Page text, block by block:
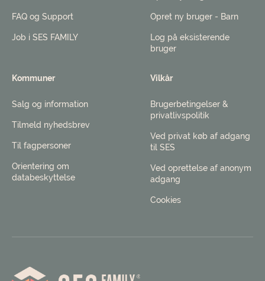
FAQ og Support
Job i SES FAMILY
Opret ny bruger - Barn
Log på eksisterende
bruger
Kommuner
Salg og information
Tilmeld nyhedsbrev
Til fagpersoner
Orientering om
databeskyttelse
Vilkår
Brugerbetingelser &
privatlivspolitik
Ved privat køb af adgang
til SES
Ved oprettelse af anonym
adgang
Cookies